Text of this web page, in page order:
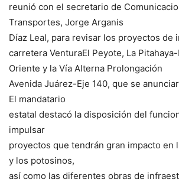
reunió con el secretario de
Transportes, Jorge Arganis
Díaz Leal, para revisar los proyectos de
carretera VenturaEl Peyote, La
Oriente y la Vía Alterna Prolongación
Avenida Juárez-Eje 140, que se
El mandatario
estatal destacó la disposición del
impulsar
proyectos que tendrán gran impacto en
y los potosinos,
así como las diferentes obras de